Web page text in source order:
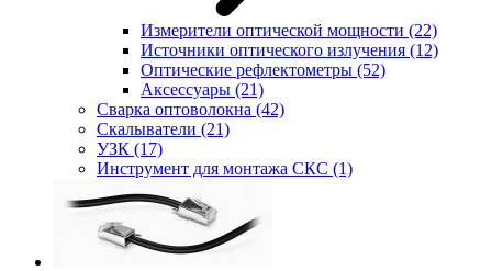
Измерители оптической мощности (22)
Источники оптического излучения (12)
Оптические рефлектометры (52)
Аксессуары (21)
Сварка оптоволокна (42)
Скалыватели (21)
УЗК (17)
Инструмент для монтажа СКС (1)